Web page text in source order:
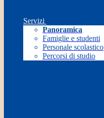
Servizi
Panoramica
Famiglie e studenti
Personale scolastico
Percorsi di studio